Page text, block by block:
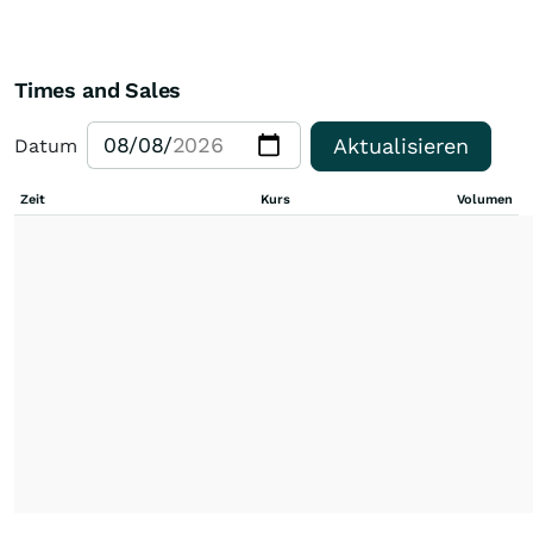
Times and Sales
Datum Aktualisieren
Zeit Kurs Volumen